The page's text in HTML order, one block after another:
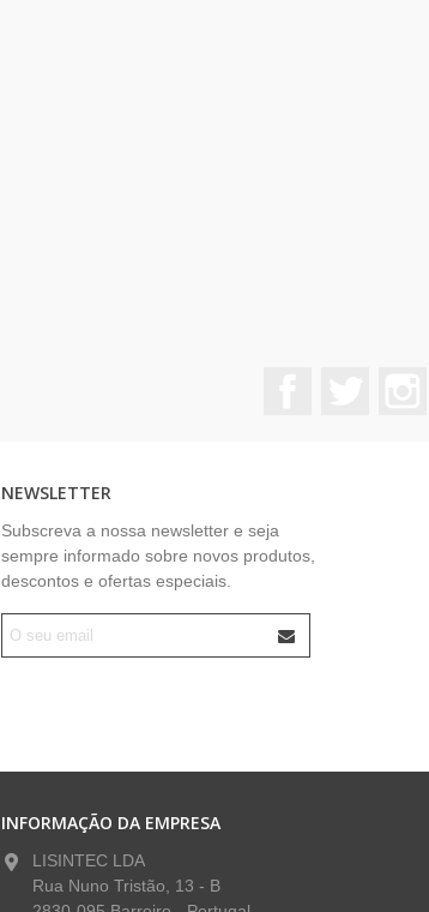
NEWSLETTER
Subscreva a nossa newsletter e seja
sempre informado sobre novos produtos,
descontos e ofertas especiais.
INFORMAÇÃO DA EMPRESA
LISINTEC LDA
Rua Nuno Tristão, 13 - B